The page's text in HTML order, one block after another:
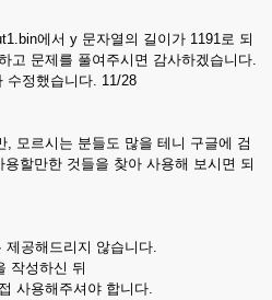
에서 y 문자열의 길이가 1191로 되
고 문제를 풀여주시면 감사하겠습니다.
수정했습니다. 11/28
모르시는 분들도 많을 테니 구글에 검
할만한 것들을 찾아 사용해 보시면 되
공해드리지 않습니다.
작성하신 뒤
사용해주셔야 합니다.